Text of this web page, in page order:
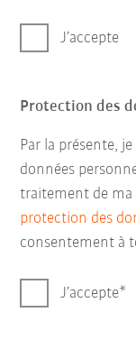
J’accepte
Protection des
Par la présente,
données
traitement de ma
protection des
consentement à
J’accepte